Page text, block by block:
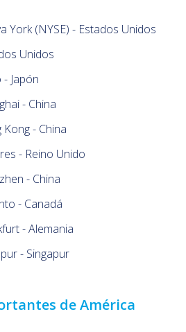
York (NYSE) - Estados Unidos
Unidos
Japón
- China
- China
- Reino Unido
- China
- Canadá
- Alemania
- Singapur
de América